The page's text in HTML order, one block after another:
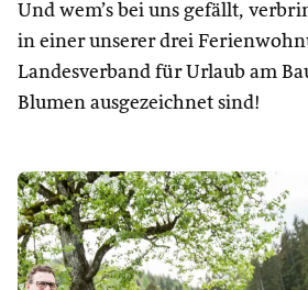
Und wem’s bei uns gefällt,
in einer unserer drei
Landesverband für Urlaub am
Blumen ausgezeichnet sind!